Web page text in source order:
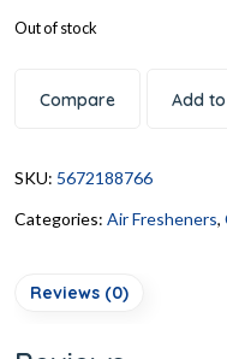
Out of stock
Compare Add
SKU: 5672188766
Categories: Air Fresheners,
Reviews (0)